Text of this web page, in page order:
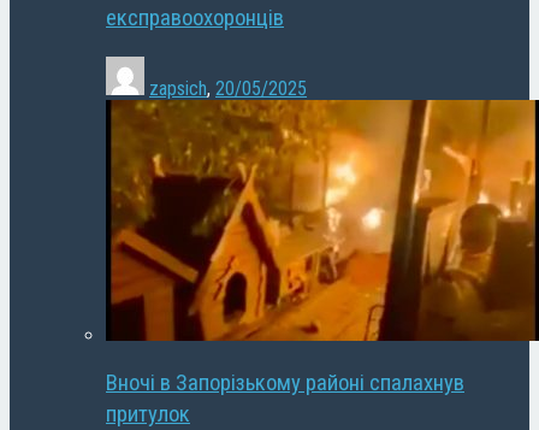
експравоохоронців
zapsich, 20/05/2025
Вночі в Запорізькому районі спалахнув
притулок